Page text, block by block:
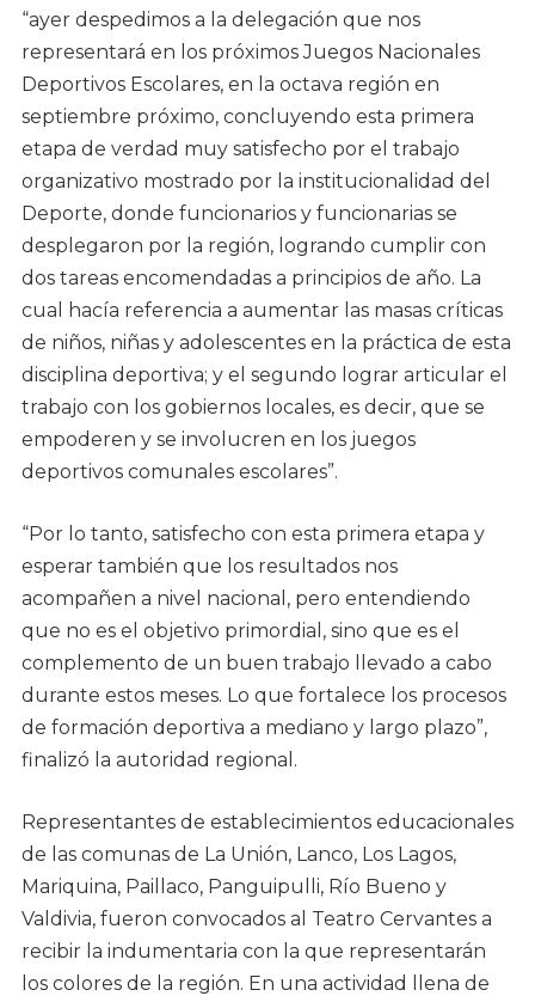
“ayer despedimos a la delegación que nos
representará en los próximos Juegos Nacionales
Deportivos Escolares, en la octava región en
septiembre próximo, concluyendo esta primera
etapa de verdad muy satisfecho por el trabajo
organizativo mostrado por la institucionalidad del
Deporte, donde funcionarios y funcionarias se
desplegaron por la región, logrando cumplir con
dos tareas encomendadas a principios de año. La
cual hacía referencia a aumentar las masas críticas
de niños, niñas y adolescentes en la práctica de esta
disciplina deportiva; y el segundo lograr articular el
trabajo con los gobiernos locales, es decir, que se
empoderen y se involucren en los juegos
deportivos comunales escolares”.
“Por lo tanto, satisfecho con esta primera etapa y
esperar también que los resultados nos
acompañen a nivel nacional, pero entendiendo
que no es el objetivo primordial, sino que es el
complemento de un buen trabajo llevado a cabo
durante estos meses. Lo que fortalece los procesos
de formación deportiva a mediano y largo plazo”,
finalizó la autoridad regional.
Representantes de establecimientos educacionales
de las comunas de La Unión, Lanco, Los Lagos,
Mariquina, Paillaco, Panguipulli, Río Bueno y
Valdivia, fueron convocados al Teatro Cervantes a
recibir la indumentaria con la que representarán
los colores de la región. En una actividad llena de